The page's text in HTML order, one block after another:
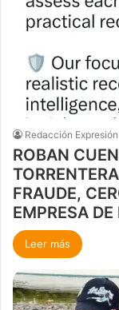
Redacción Expresión
ROBAN
FRAUDE,
EMPRESA
Leer más